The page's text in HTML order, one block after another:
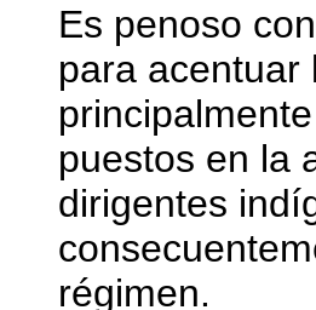
Es penoso
para acentuar
puestos en la
dirigentes
régimen.